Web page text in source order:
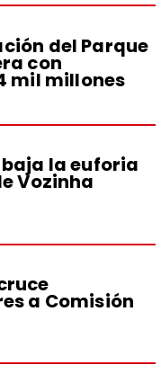
del Parque
con
mil millones
la euforia
Vozinha
a Comisión